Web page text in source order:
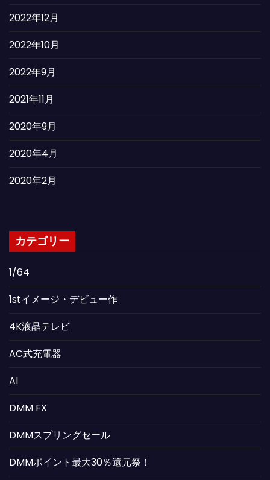
2022年12月
2022年10月
2022年9月
2021年11月
2020年9月
2020年4月
2020年2月
カテゴリー
1/64
1stイメージ・デビュー作
4K液晶テレビ
AC式充電器
AI
DMM FX
DMMスプリングセール
DMMポイント最大30％還元祭！